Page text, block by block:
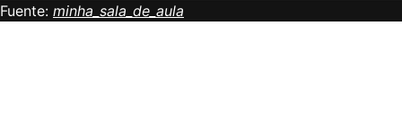
Fuente: minha_sala_de_aula